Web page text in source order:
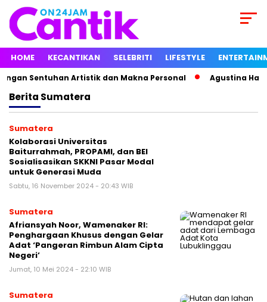
HOME KECANTIKAN SELEBRITI LIFESTYLE
Sentuhan Artistik dan Makna Personal Agustina
Berita Sumatera
Sumatera
Kolaborasi Universitas
Baiturrahmah, PROPAMI, dan BEI
Sosialisasikan SKKNI Pasar Modal
untuk Generasi Muda
Sabtu, 16 November 2024 - 20:43 WIB
Sumatera
Afriansyah Noor, Wamenaker RI:
Penghargaan Khusus dengan Gelar
Adat ‘Pangeran Rimbun Alam Cipta
Negeri’
Jumat, 10 Mei 2024 - 22:10 WIB
Sumatera